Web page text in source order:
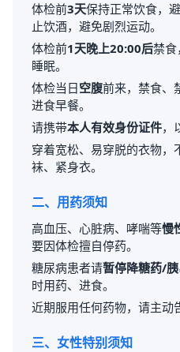
体检前3天保持正常饮食，
止饮酒，避免剧烈运动。
体检前1天晚上20:00后禁食
睡眠。
体检当日空腹前来，禁食、
进食早餐。
请携带本人有效身份证件，
穿着宽松、易穿脱的衣物，
袜、紧身衣。
二、用药须知
高血压、心脏病、哮喘等慢
要因体检擅自停药。
糖尿病患者请暂停降糖药/
时用药、进食。
近期服用任何药物，请主动
三、女性特别须知